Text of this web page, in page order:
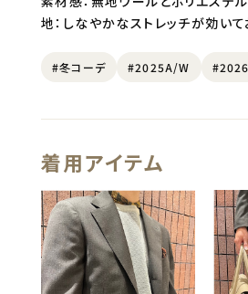
地：しなやかなストレッチが効いて
#冬コーデ #2025A/W
着用アイテム